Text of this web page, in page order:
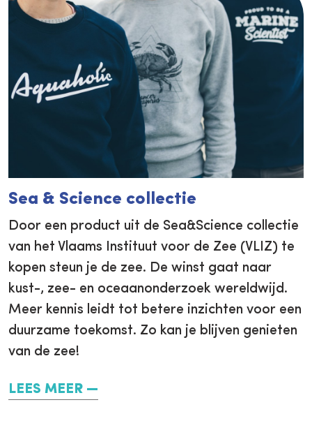
Sea & Science collectie
Door een product uit de Sea&Science collectie
van het Vlaams Instituut voor de Zee (VLIZ) te
kopen steun je de zee. De winst gaat naar
kust-, zee- en oceaanonderzoek wereldwijd.
Meer kennis leidt tot betere inzichten voor een
duurzame toekomst. Zo kan je blijven genieten
van de zee!
LEES MEER